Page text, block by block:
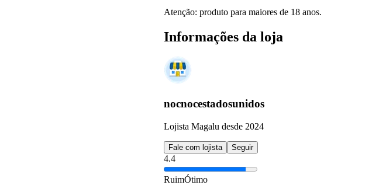
Atenção: produto para maiores de 18 anos.
Informações da loja
nocnocestadosunidos
Lojista Magalu desde 2024
Fale com lojista Seguir
4.4
RuimÓtimo